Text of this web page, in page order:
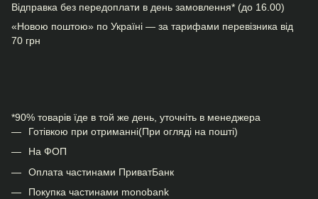
Відправка без передоплати в день замовлення* (до 16.00)
«Новою поштою» по Україні — за тарифами перевізника від
70 грн
*90% товарів їде в той же день, уточніть в менеджера
Готівкою при отриманні(При огляді на пошті)
На ФОП
Оплата частинами ПриватБанк
Покупка частинами monobank